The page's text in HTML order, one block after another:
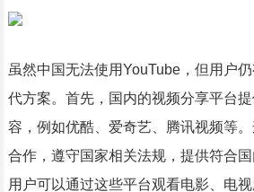
虽然中国无法使用YouTube，但用户
代方案。首先，国内的视频分享平台
容，例如优酷、爱奇艺、腾讯视频等
合作，遵守国家相关法规，提供符合国
用户可以通过这些平台观看电影、电